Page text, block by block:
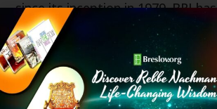
since its inception in 1979. BRI has
been the main publishing-house
for translations of classic and
contemporary Breslov books.
More than 100 titles are currently